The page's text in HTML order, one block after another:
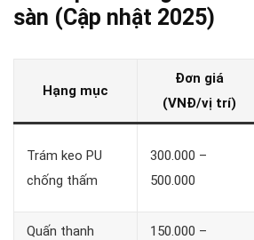
sàn (Cập nhật 2025)
Hạng mục
Đơn giá
(VNĐ/vị trí)
Trám keo PU
chống thấm
300.000 –
500.000
Quấn thanh
150.000 –